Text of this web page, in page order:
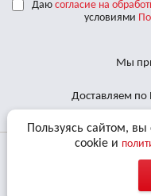
Даю согласие на
условиями
Мы
Доставляем
© 2011 - 2026 Все
Пользуясь сайтом,
cookie и